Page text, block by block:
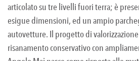
articolato su tre livelli fuori terra; è
esigue dimensioni, ed un ampio
autovetture. Il progetto di valorizzazione
risanamento conservativo con